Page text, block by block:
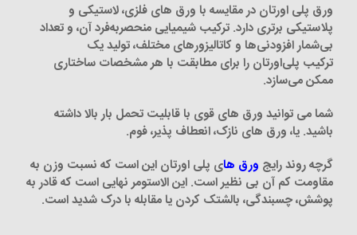
ورق پلی اورتان در مقایسه با ورق های فلزی، لاستیکی و
پلاستیکی برتری دارد. ترکیب شیمیایی منحصربه‌فرد آن، و تعداد
بی‌شمار افزودنی‌ها و کاتالیزورهای مختلف، تولید یک
ترکیب پلی‌اورتان را برای مطابقت با هر مشخصات ساختاری
ممکن می‌سازد.
شما می توانید ورق های قوی با قابلیت تحمل بار بالا داشته
باشید. یا، ورق های نازک، انعطاف پذیر، فوم.
گرچه روند رایج ورق های پلی اورتان این است که نسبت وزن به
مقاومت کم آن بی نظیر است. این الاستومر نهایی است که قادر به
پوشش، چسبندگی، بالشتک کردن یا مقابله با درک شدید است.